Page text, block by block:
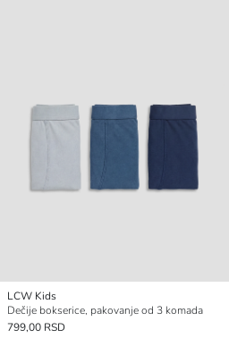
LCW Kids
Dečije bokserice, pakovanje od 3 komada
799,00 RSD